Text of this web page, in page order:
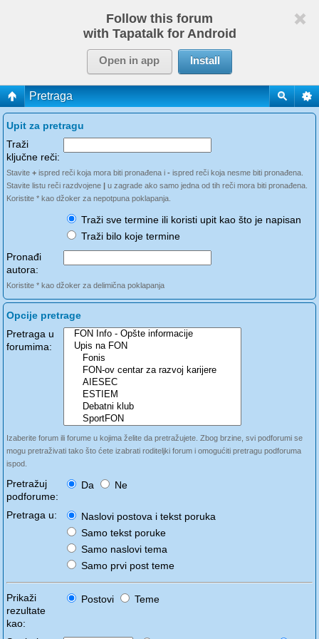
Follow this forum
with Tapatalk for Android
Open in app Install
Pretraga
Upit za pretragu
Traži
ključne reči:
Stavite + ispred reči koja mora biti pronađena i - ispred reči koja nesme biti pronađena.
Stavite listu reči razdvojene | u zagrade ako samo jedna od tih reči mora biti pronađena.
Koristite * kao džoker za nepotpuna poklapanja.
Traži sve termine ili koristi upit kao što je napisan
Traži bilo koje termine
Pronađi
autora:
Koristite * kao džoker za delimična poklapanja
Opcije pretrage
Pretraga u
forumima:
Izaberite forum ili forume u kojima želite da pretražujete. Zbog brzine, svi podforumi se
mogu pretraživati tako što ćete izabrati roditeljki forum i omogućiti pretragu podforuma
ispod.
Pretražuj
podforume:
Da Ne
Pretraga u:
Naslovi postova i tekst poruka
Samo tekst poruke
Samo naslovi tema
Samo prvi post teme
Prikaži
rezultate
kao:
Postovi Teme